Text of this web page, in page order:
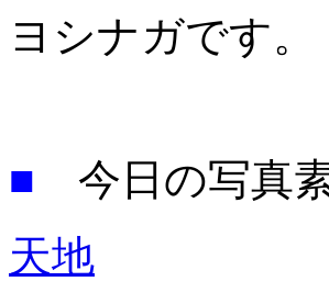
ヨシナガです。
■ 今日の写真
天地